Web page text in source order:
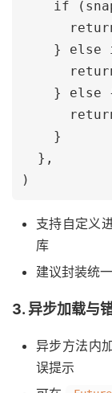
if
} else
} else
    }
  },
支持自定义
库
建议封装统
3. 异步加载与
异步方法内
误提示